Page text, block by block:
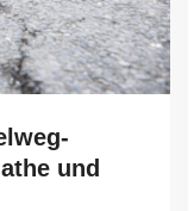
und